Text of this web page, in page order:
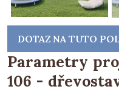
DOTAZ NA TUTO
Parametry
106 -